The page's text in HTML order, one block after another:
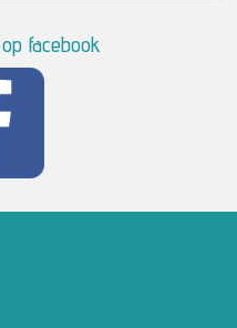
facebook